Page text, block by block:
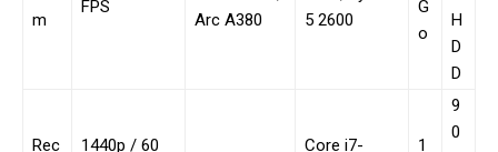
m
FPS
Arc A380
5 2600
G
o
H
D
D
Rec 1440p / 60 Core i7- 1
9
0